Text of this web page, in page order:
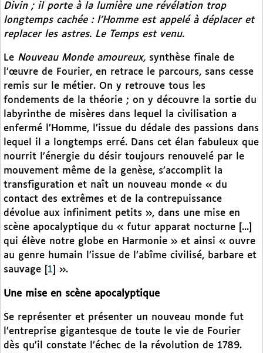
Divin ; il porte à la lumière une révélation trop
longtemps cachée : l’Homme est appelé à déplacer et
replacer les astres. Le Temps est venu.
Le Nouveau Monde amoureux, synthèse finale de
l’œuvre de Fourier, en retrace le parcours, sans cesse
remis sur le métier. On y retrouve tous les
fondements de la théorie ; on y découvre la sortie du
labyrinthe de misères dans lequel la civilisation a
enfermé l’Homme, l’issue du dédale des passions dans
lequel il a longtemps erré. Dans cet élan fabuleux que
nourrit l’énergie du désir toujours renouvelé par le
mouvement même de la genèse, s’accomplit la
transfiguration et naît un nouveau monde « du
contact des extrêmes et de la contrepuissance
dévolue aux infiniment petits », dans une mise en
scène apocalyptique du « futur apparat nocturne [...]
qui élève notre globe en Harmonie » et ainsi « ouvre
au genre humain l’issue de l’abîme civilisé, barbare et
sauvage
1 ».
Une mise en scène apocalyptique
Se représenter et présenter un nouveau monde fut
l’entreprise gigantesque de toute le vie de Fourier
dès qu’il constate l’échec de la révolution de 1789.